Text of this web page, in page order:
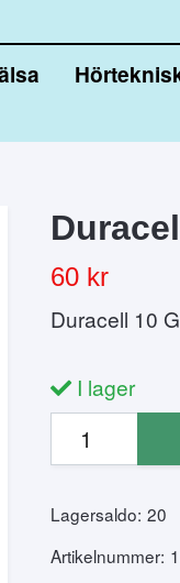
60 kr
Duracell 10
I lager
Lagersaldo: 20
Artikelnummer: